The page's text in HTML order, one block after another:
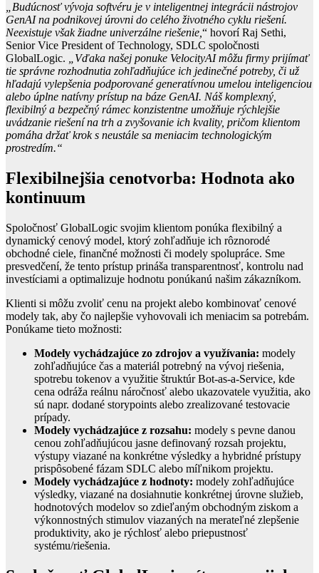
„Budúcnosť vývoja softvéru je v inteligentnej integrácii nástrojov
GenAI na podnikovej úrovni do celého životného cyklu riešení.
Neexistuje však žiadne univerzálne riešenie, “ hovorí Raj Sethi,
Senior Vice President of Technology, SDLC spoločnosti
GlobalLogic.
„Vďaka našej ponuke VelocityAI môžu firmy prijímať
tie správne rozhodnutia zohľadňujúce ich jedinečné potreby, či už
hľadajú vylepšenia podporované generatívnou umelou inteligenciou
alebo úplne natívny prístup na báze GenAI. Náš komplexný,
flexibilný a bezpečný rámec konzistentne umožňuje rýchlejšie
uvádzanie riešení na trh a zvyšovanie ich kvality, pričom klientom
pomáha držať krok s neustále sa meniacim technologickým
prostredím.“
Flexibilnejšia cenotvorba: Hodnota ako
kontinuum
Spoločnosť GlobalLogic svojim klientom ponúka flexibilný a
dynamický cenový model, ktorý zohľadňuje ich rôznorodé
obchodné ciele, finančné možnosti či modely spolupráce. Sme
presvedčení, že tento prístup prináša transparentnosť, kontrolu nad
investíciami a optimalizuje hodnotu ponúkanú našim zákazníkom.
Klienti si môžu zvoliť cenu na projekt alebo kombinovať cenové
modely tak, aby čo najlepšie vyhovovali ich meniacim sa potrebám.
Ponúkame tieto možnosti:
Modely vychádzajúce zo zdrojov a využívania: modely
zohľadňujúce čas a materiál potrebný na vývoj riešenia,
spotrebu tokenov a využitie štruktúr Bot-as-a-Service, kde
cena odráža reálnu náročnosť alebo ukazovatele využitia, ako
sú napr. dodané storypoints alebo zrealizované testovacie
prípady.
Modely vychádzajúce z rozsahu: modely s pevne danou
cenou zohľadňujúcou jasne definovaný rozsah projektu,
výstupy viazané na konkrétne výsledky a hybridné prístupy
prispôsobené fázam SDLC alebo míľnikom projektu.
Modely vychádzajúce z hodnoty: modely zohľadňujúce
výsledky, viazané na dosiahnutie konkrétnej úrovne služieb,
hodnotových modelov so zdieľaným obchodným ziskom a
výkonnostných stimulov viazaných na merateľné zlepšenie
produktivity, ako je rýchlosť alebo priepustnosť
systému/riešenia.